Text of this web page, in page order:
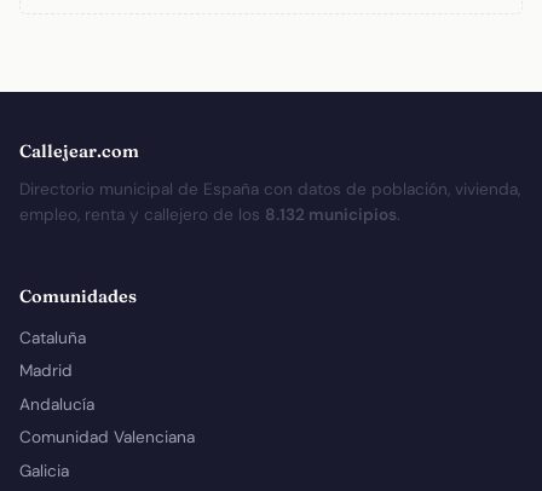
Callejear.com
Directorio municipal de España con datos de población, vivienda,
empleo, renta y callejero de los 8.132 municipios.
Comunidades
Cataluña
Madrid
Andalucía
Comunidad Valenciana
Galicia